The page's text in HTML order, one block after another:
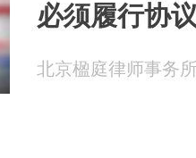
必须履行协
北京楹庭律师事务